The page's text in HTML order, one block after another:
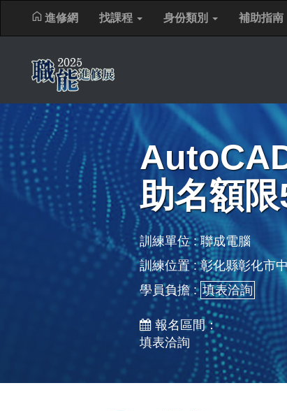
進修網 找課程 身份類別 補助指南
助名額
訓練單位 :聯成電腦
訓練位置 : 彰化縣彰化市
學員負擔 :填表洽詢
報名區間：
填表洽詢